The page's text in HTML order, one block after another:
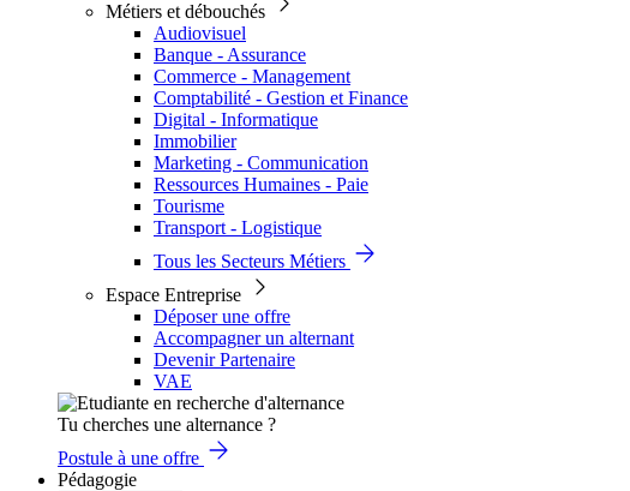
Métiers et débouchés
Audiovisuel
Banque - Assurance
Commerce - Management
Comptabilité - Gestion et Finance
Digital - Informatique
Immobilier
Marketing - Communication
Ressources Humaines - Paie
Tourisme
Transport - Logistique
Tous les Secteurs Métiers
Espace Entreprise
Déposer une offre
Accompagner un alternant
Devenir Partenaire
VAE
Tu cherches une alternance ?
Postule à une offre
Pédagogie